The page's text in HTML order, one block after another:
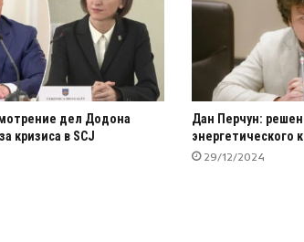
дел Додона
кризиса в SCJ
Дан Перчун:
энергетического
29/12/2024